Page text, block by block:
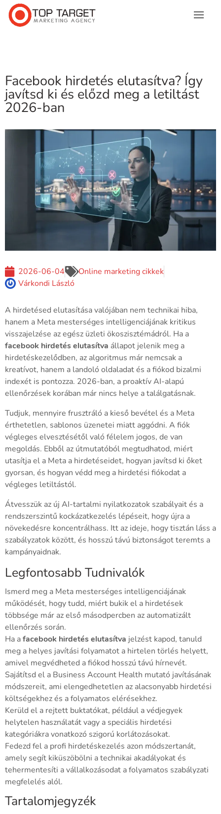
Facebook hirdetés elutasítva? Így
javítsd ki és előzd meg a letiltást
2026-ban
2026-06-04
Online marketing cikkek
Várkondi László
A hirdetésed elutasítása valójában nem technikai hiba,
hanem a Meta mesterséges intelligenciájának kritikus
visszajelzése az egész üzleti ökoszisztémádról. Ha a
facebook hirdetés elutasítva állapot jelenik meg a
hirdetéskezelődben, az algoritmus már nemcsak a
kreatívot, hanem a landoló oldaladat és a fiókod bizalmi
indexét is pontozza. 2026-ban, a proaktív AI-alapú
ellenőrzések korában már nincs helye a találgatásnak.
Tudjuk, mennyire frusztráló a kieső bevétel és a Meta
érthetetlen, sablonos üzenetei miatt aggódni. A fiók
végleges elvesztésétől való félelem jogos, de van
megoldás. Ebből az útmutatóból megtudhatod, miért
utasítja el a Meta a hirdetéseidet, hogyan javítsd ki őket
gyorsan, és hogyan védd meg a hirdetési fiókodat a
végleges letiltástól.
Átvesszük az új AI-tartalmi nyilatkozatok szabályait és a
rendszerszintű kockázatkezelés lépéseit, hogy újra a
növekedésre koncentrálhass. Itt az ideje, hogy tisztán láss a
szabályzatok között, és hosszú távú biztonságot teremts a
kampányaidnak.
Legfontosabb Tudnivalók
Ismerd meg a Meta mesterséges intelligenciájának
működését, hogy tudd, miért bukik el a hirdetések
többsége már az első másodpercben az automatizált
ellenőrzés során.
Ha afacebook hirdetés elutasítva jelzést kapod, tanuld
meg a helyes javítási folyamatot a hirtelen törlés helyett,
amivel megvédheted a fiókod hosszú távú hírnevét.
Sajátítsd el a Business Account Health mutató javításának
módszereit, ami elengedhetetlen az alacsonyabb hirdetési
költségekhez és a folyamatos elérésekhez.
Kerüld el a rejtett buktatókat, például a védjegyek
helytelen használatát vagy a speciális hirdetési
kategóriákra vonatkozó szigorú korlátozásokat.
Fedezd fel a profi hirdetéskezelés azon módszertanát,
amely segít kiküszöbölni a technikai akadályokat és
tehermentesíti a vállalkozásodat a folyamatos szabályzati
megfelelés alól.
Tartalomjegyzék